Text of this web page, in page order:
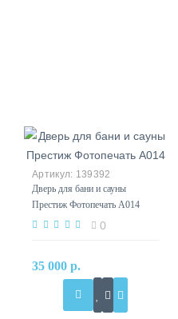
139392
Дверь для бани и сауны
Престиж Фотопечать А014
0
35 000 р.